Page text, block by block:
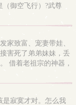
（御空飞行）?武尊
神境（陆地神仙，掌
了，让我...
家致富、宠妻带娃、
害死了弟弟妹妹，丢
借着老祖宗的神器，
荒年代，周锐要用上
弟弟妹妹...
是寂寞才对。怎么我